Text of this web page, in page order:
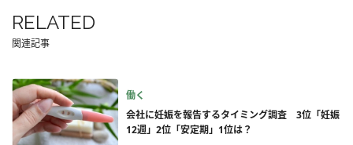
RELATED
関連記事
働く
会社に妊娠を報告するタイミング調査 3位「妊娠
12週」2位「安定期」1位は？